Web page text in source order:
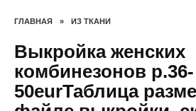
ГЛАВНАЯ » ИЗ ТКАНИ
Выкройка женских
комбинезонов р.36-
50eurТаблица